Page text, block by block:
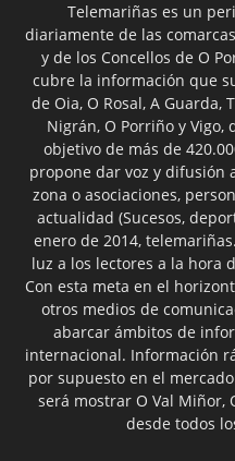
Telemariñas es un
diariamente de las
y de los Concellos de O
cubre la información que
de Oia, O Rosal, A Guarda,
Nigrán, O Porriño y
objetivo de más de
propone dar voz y difusión
zona o asociaciones,
actualidad (Sucesos,
enero de 2014,
luz a los lectores a la hora
Con esta meta en el
otros medios de
abarcar ámbitos de
internacional. Información
por supuesto en el
será mostrar O Val Miñor,
desde todos